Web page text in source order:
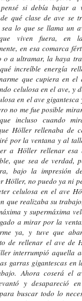
si debía bajar
qué clase de ave se
sea lo que se llama un
que viven fuera,
en esa comarca
o a ultramar, la haya
increíble energía
que cupiera en
celulosa en el ave, y
en el ave
no me fue posible
incluso cuando
Höller rellenaba de
por la ventana y al
a Höller rellenar esa
que sea de verdad,
bajo la impresión
Höller, no puedo ya ni
celulosa en el ave
que realizaba su
y supermáxima
a mirar por la
ya, y tuve que
de rellenar el ave de
interrumpió aquella
garras gigantescas en
Ahora coserá el
y desapareció
buscar todo lo